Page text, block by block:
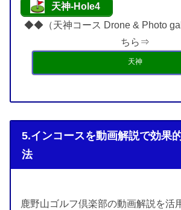
天神-Hole4
◆◆（天神コース Drone & Photo
ちら⇒
天神
5.インコースを動画解説で効果
法
鹿野山ゴルフ倶楽部の動画解説を活